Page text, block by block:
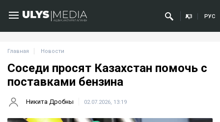
ҚАЗ РУС
Главная Новости
Соседи просят Казахстан помочь с
поставками бензина
Никита Дробны 02.07.2026, 13:19